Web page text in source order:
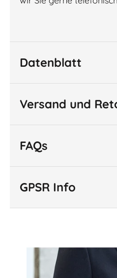
Datenblatt
Versand und
FAQs
GPSR Info